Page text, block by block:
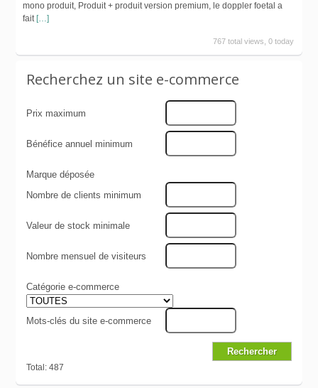
mono produit, Produit + produit version premium, le doppler foetal a
fait […]
767 total views, 0 today
Recherchez un site e-commerce
Prix maximum
Bénéfice annuel minimum
Marque déposée
Nombre de clients minimum
Valeur de stock minimale
Nombre mensuel de visiteurs
Catégorie e-commerce
Mots-clés du site e-commerce
Total: 487